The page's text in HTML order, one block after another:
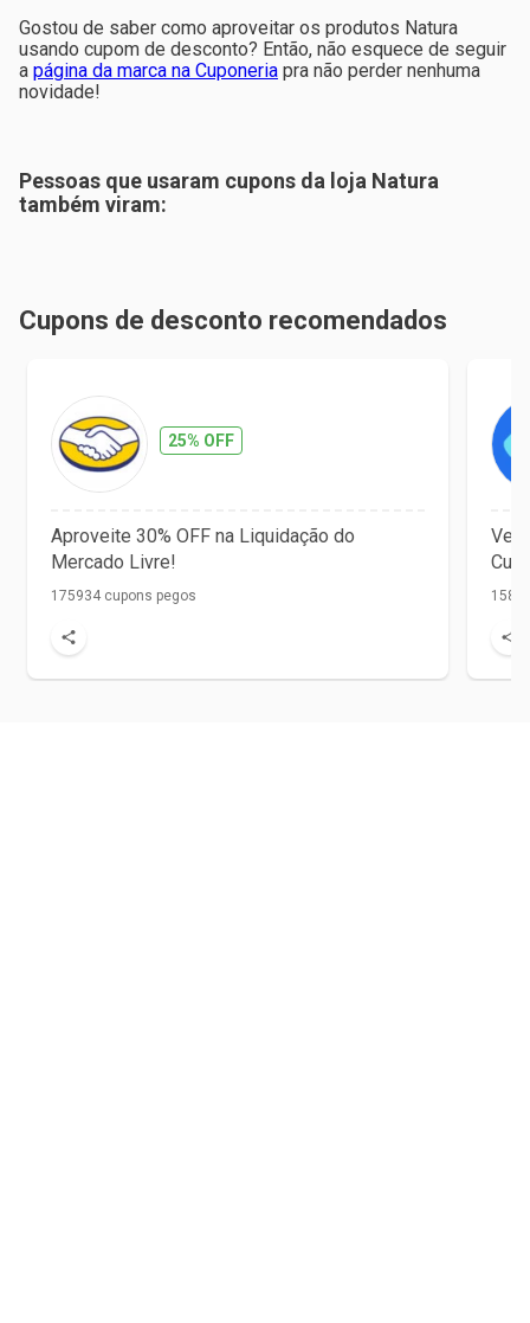
Gostou de saber como aproveitar os produtos Natura
usando cupom de desconto? Então, não esquece de seguir
a página da marca na Cuponeria pra não perder nenhuma
novidade!
Pessoas que usaram cupons da loja Natura
também viram:
Cupons de desconto recomendados
25% OFF
Aproveite 30% OFF na Liquidação do
Mercado Livre!
175934 cupons pegos
Vet
1584